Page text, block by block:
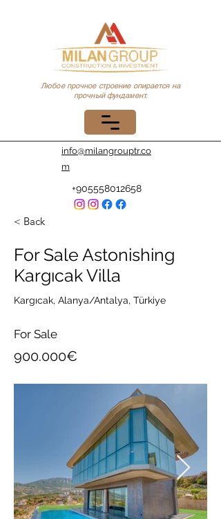
Любое прочное строение опирается на
прочный фундамент.
+905558012658
info@milangrouptr.co
m
< Back
For Sale Astonishing
Kargıcak Villa
Kargıcak, Alanya/Antalya, Türkiye
For Sale
900.000€